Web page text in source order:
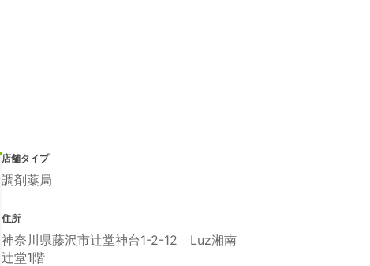
店舗タイプ
調剤薬局
住所
神奈川県藤沢市辻堂神台1-2-12 Luz湘南
辻堂1階